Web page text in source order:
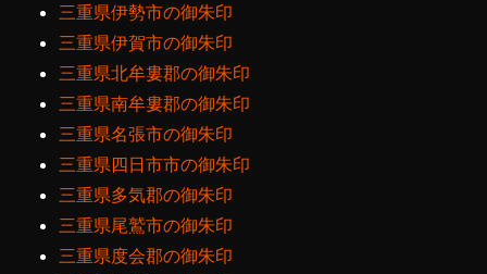
三重県伊勢市の御朱印
三重県伊賀市の御朱印
三重県北牟婁郡の御朱印
三重県南牟婁郡の御朱印
三重県名張市の御朱印
三重県四日市市の御朱印
三重県多気郡の御朱印
三重県尾鷲市の御朱印
三重県度会郡の御朱印